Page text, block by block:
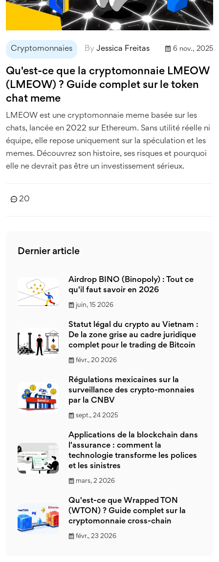
Cryptomonnaies By Jessica Freitas 6 nov., 2025
Qu'est-ce que la cryptomonnaie LMEOW
(LMEOW) ? Guide complet sur le token
chat meme
LMEOW est une cryptomonnaie meme basée sur les
chats, lancée en 2022 sur Ethereum. Sans utilité réelle ni
équipe, elle repose uniquement sur la spéculation et les
memes. Découvrez son histoire, ses risques et pourquoi
elle ne devrait pas être un investissement sérieux.
20
Dernier article
Airdrop BINO (Binopoly) : Tout ce
qu'il faut savoir en 2026
juin, 15 2026
Statut légal du crypto au Vietnam :
De la zone grise au cadre juridique
complet pour le trading de Bitcoin
févr., 20 2026
Régulations mexicaines sur la
surveillance des crypto-monnaies
par la CNBV
sept., 24 2025
Applications de la blockchain dans
l'assurance : comment la
technologie transforme les polices
et les sinistres
mars, 2 2026
Qu'est-ce que Wrapped TON
(WTON) ? Guide complet sur la
cryptomonnaie cross-chain
févr., 23 2026